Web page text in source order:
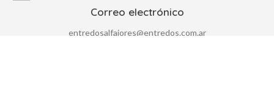
Correo electrónico
entredosalfajores@entredos.com.ar